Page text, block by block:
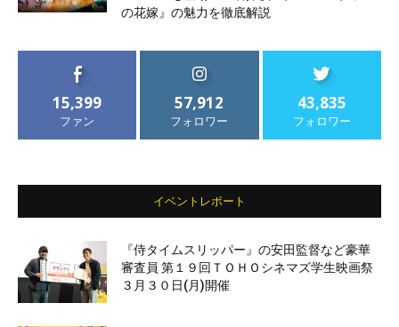
の花嫁』の魅力を徹底解説
15,399
ファン
57,912
フォロワー
43,835
フォロワー
イベントレポート
『侍タイムスリッパー』の安田監督など豪華
審査員 第１９回ＴＯＨＯシネマズ学生映画祭
３月３０日(月)開催